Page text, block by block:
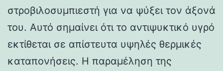
στροβιλοσυμπιεστή για να ψύξει τον άξονά
του. Αυτό σημαίνει ότι το αντιψυκτικό υγρό
εκτίθεται σε απίστευτα υψηλές θερμικές
καταπονήσεις. Η παραμέληση της